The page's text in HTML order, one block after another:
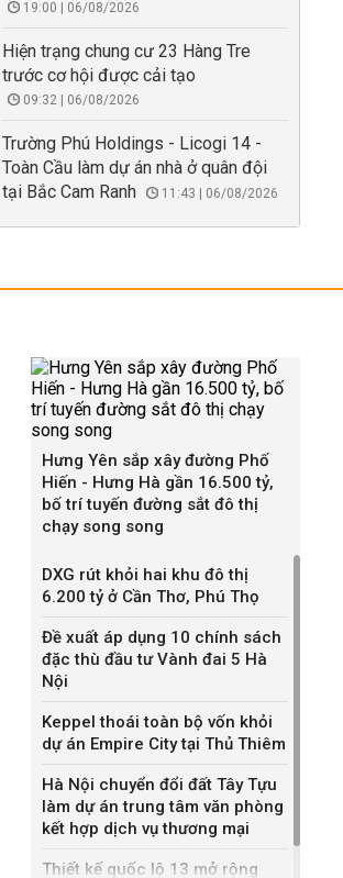
19:00 | 06/08/2026
Hiện trạng chung cư 23 Hàng Tre
trước cơ hội được cải tạo
09:32 | 06/08/2026
Trường Phú Holdings - Licogi 14 -
Toàn Cầu làm dự án nhà ở quân đội
tại Bắc Cam Ranh
11:43 | 06/08/2026
Hưng Yên sắp xây đường Phố
Hiến - Hưng Hà gần 16.500 tỷ,
bố trí tuyến đường sắt đô thị
chạy song song
DXG rút khỏi hai khu đô thị
6.200 tỷ ở Cần Thơ, Phú Thọ
Đề xuất áp dụng 10 chính sách
đặc thù đầu tư Vành đai 5 Hà
Nội
Keppel thoái toàn bộ vốn khỏi
dự án Empire City tại Thủ Thiêm
Hà Nội chuyển đổi đất Tây Tựu
làm dự án trung tâm văn phòng
kết hợp dịch vụ thương mại
Thiết kế quốc lộ 13 mở rộng